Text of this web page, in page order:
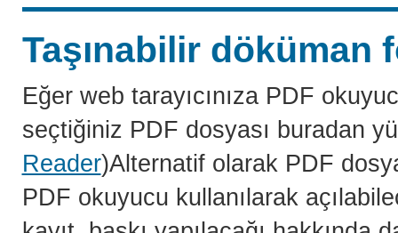
Taşınabilir döküman
Eğer web tarayıcınıza PDF
seçtiğiniz PDF dosyası buradan
Reader)Alternatif olarak PDF
PDF okuyucu kullanılarak